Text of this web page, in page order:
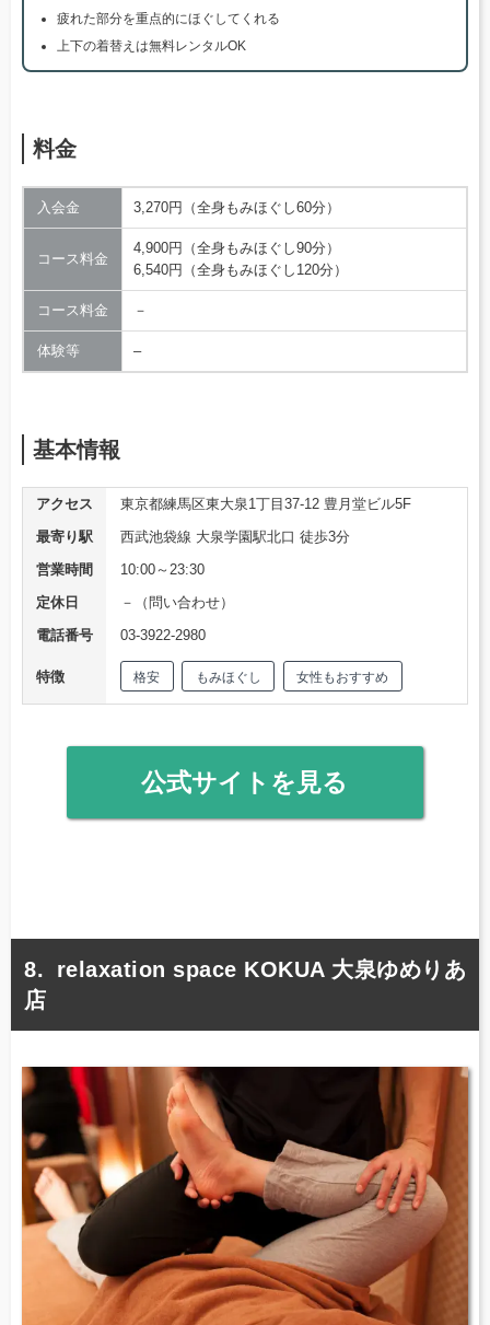
疲れた部分を重点的にほぐしてくれる
上下の着替えは無料レンタルOK
料金
入会金 3,270円（全身もみほぐし60分）
コース料金
4,900円（全身もみほぐし90分）
6,540円（全身もみほぐし120分）
コース料金 －
体験等 –
基本情報
アクセス
東京都練馬区東大泉1丁目37-12 豊月堂ビル5F
最寄り駅
西武池袋線 大泉学園駅北口 徒歩3分
営業時間
10:00～23:30
定休日
－（問い合わせ）
電話番号
03-3922-2980
特徴 格安 もみほぐし 女性もおすすめ
公式サイトを見る
relaxation space KOKUA 大泉ゆめりあ
店